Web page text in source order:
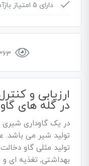
دارای 5 امتیاز بازآموزی :
ارزیابی و
در گله های
در یک گاوداری
تولید شیر می باشد.
تولید مثلی گاو
بهداشتی, تغذیه ای